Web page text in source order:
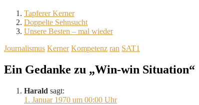
Tapferer Kerner
Doppelte Sehnsucht
Unsere Besten – mal wieder
Journalismus Kerner Kompetenz ran SAT1
Ein Gedanke zu „Win-win Situation“
Harald sagt:
1. Januar 1970 um 00:00 Uhr